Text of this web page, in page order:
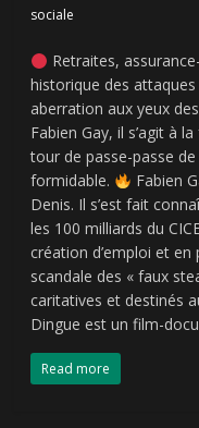
sociale
Retraites,
historique des
aberration aux yeux
Fabien Gay, il s’agit à
tour de passe-passe de
formidable.
Fabien
Denis. Il s’est fait
les 100 milliards du
création d’emploi et
scandale des « faux
caritatives et destinés
Dingue est un film-
Read more